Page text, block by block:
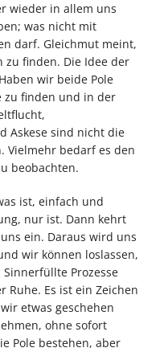
wieder in allem uns
was nicht mit
darf. Gleichmut meint,
zu finden. Die Idee der
wir beide Pole
zu finden und in der
Askese sind nicht die
Vielmehr bedarf es den
beobachten.
ist, einfach und
nur ist. Dann kehrt
ein. Daraus wird uns
wir können loslassen,
Prozesse
Ruhe. Es ist ein Zeichen
etwas geschehen
ohne sofort
Pole bestehen, aber